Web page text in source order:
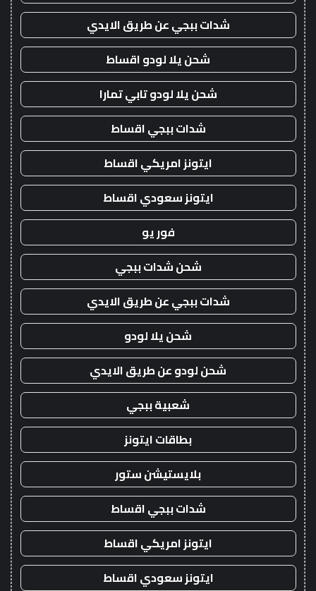
شدات ببجي عن طريق الايدي
شحن يلا لودو اقساط
شحن يلا لودو تابي تمارا
شدات ببجي اقساط
ايتونز امريكي اقساط
ايتونز سعودي اقساط
فور يو
شحن شدات ببجي
شدات ببجي عن طريق الايدي
شحن يلا لودو
شحن لودو عن طريق الايدي
شعبية ببجي
بطاقات ايتونز
بلايستيشن ستور
شدات ببجي اقساط
ايتونز امريكي اقساط
ايتونز سعودي اقساط